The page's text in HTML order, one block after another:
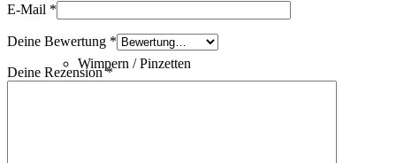
Wimpern / Pinzetten
E-Mail *
Deine Bewertung *
Deine Rezension*